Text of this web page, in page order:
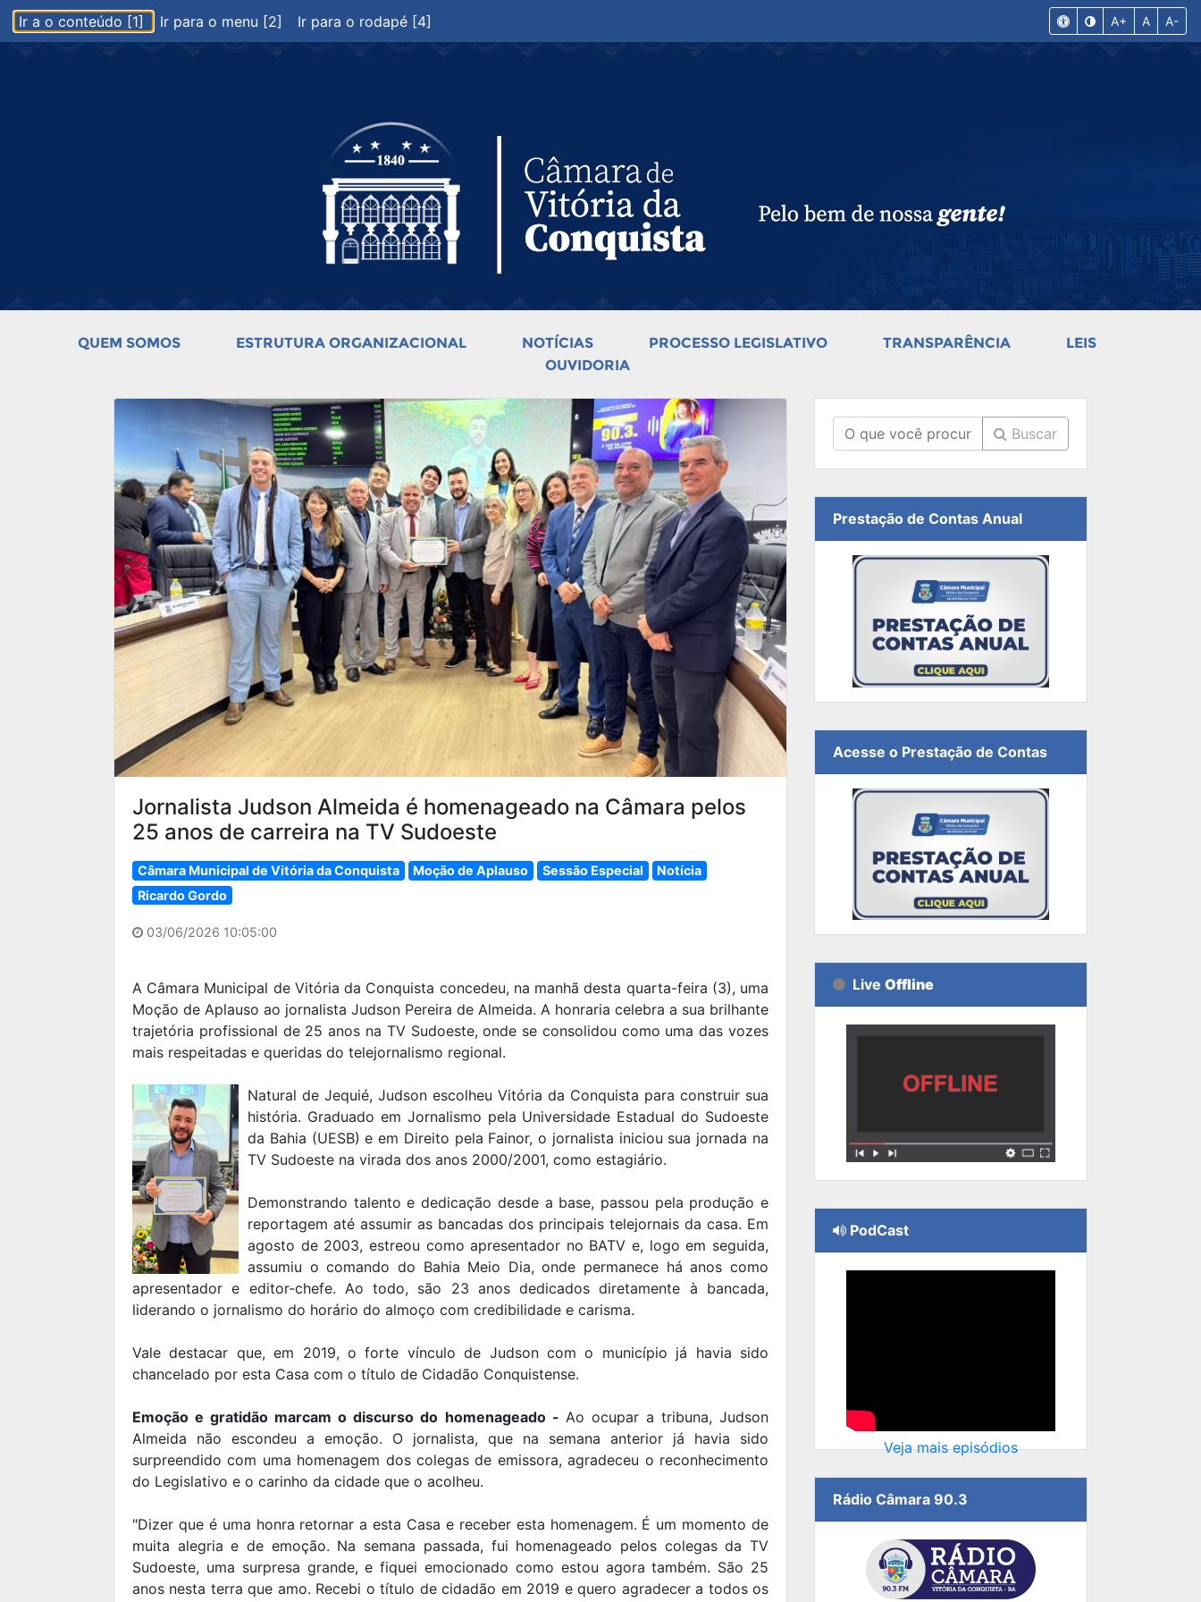
Ir a o conteúdo [1] Ir para o menu [2] Ir para o rodapé [4] A+ A A-
QUEM SOMOS ESTRUTURA ORGANIZACIONAL NOTÍCIAS PROCESSO LEGISLATIVO TRANSPARÊNCIA
LEIS
OUVIDORIA
Jornalista Judson Almeida é homenageado na Câmara pelos
25 anos de carreira na TV Sudoeste
Câmara Municipal de Vitória da Conquista Moção de Aplauso Sessão Especial
Notícia
Ricardo Gordo
03/06/2026 10:05:00
A Câmara Municipal de Vitória da Conquista concedeu, na manhã desta quarta-feira (3), uma
Moção de Aplauso ao jornalista Judson Pereira de Almeida. A honraria celebra a sua brilhante
trajetória profissional de 25 anos na TV Sudoeste, onde se consolidou como uma das vozes
mais respeitadas e queridas do telejornalismo regional.
Natural de Jequié, Judson escolheu Vitória da Conquista para construir sua
história. Graduado em Jornalismo pela Universidade Estadual do Sudoeste
da Bahia (UESB) e em Direito pela Fainor, o jornalista iniciou sua jornada na
TV Sudoeste na virada dos anos 2000/2001, como estagiário.
Demonstrando talento e dedicação desde a base, passou pela produção e
reportagem até assumir as bancadas dos principais telejornais da casa. Em
agosto de 2003, estreou como apresentador no BATV e, logo em seguida,
assumiu o comando do Bahia Meio Dia, onde permanece há anos como
apresentador e editor-chefe. Ao todo, são 23 anos dedicados diretamente à bancada,
liderando o jornalismo do horário do almoço com credibilidade e carisma.
Vale destacar que, em 2019, o forte vínculo de Judson com o município já havia sido
chancelado por esta Casa com o título de Cidadão Conquistense.
Emoção e gratidão marcam o discurso do homenageado - Ao ocupar a tribuna, Judson
Almeida não escondeu a emoção. O jornalista, que na semana anterior já havia sido
surpreendido com uma homenagem dos colegas de emissora, agradeceu o reconhecimento
do Legislativo e o carinho da cidade que o acolheu.
"Dizer que é uma honra retornar a esta Casa e receber esta homenagem. É um momento de
muita alegria e de emoção. Na semana passada, fui homenageado pelos colegas da TV
Sudoeste, uma surpresa grande, e fiquei emocionado como estou agora também. São 25
anos nesta terra que amo. Recebi o título de cidadão em 2019 e quero agradecer a todos os
Buscar
Prestação de Contas Anual
Acesse o Prestação de Contas
Live Offline
PodCast
Veja mais episódios
Rádio Câmara 90.3